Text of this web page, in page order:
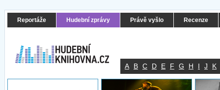
Reportáže Hudební zprávy Právě vyšlo Recenze
A B C D E F G H I J K